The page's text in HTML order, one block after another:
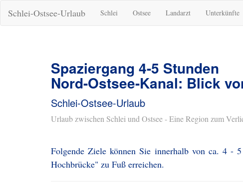
Schlei-Ostsee-Urlaub Schlei Ostsee Landarzt Unterkünfte
Spaziergang 4-5 Stunden
Nord-Ostsee-Kanal: Blick
Schlei-Ostsee-Urlaub
Urlaub zwischen Schlei und Ostsee - Eine Region zum
Folgende Ziele können Sie innerhalb von ca. 4 -
Hochbrücke" zu Fuß erreichen.